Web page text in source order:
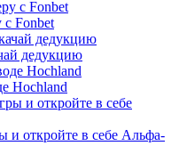
с Fonbet
дедукцию
Hochland
и откройте в себе Альфа-